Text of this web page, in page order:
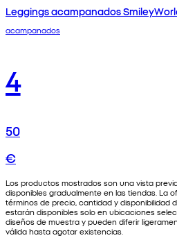
Leggings acampanados
acampanados
4
50
€
Los productos mostrados son una vista
disponibles gradualmente en las tiendas. La
términos de precio, cantidad y disponibilidad
estarán disponibles solo en ubicaciones
diseños de muestra y pueden diferir
válida hasta agotar existencias.